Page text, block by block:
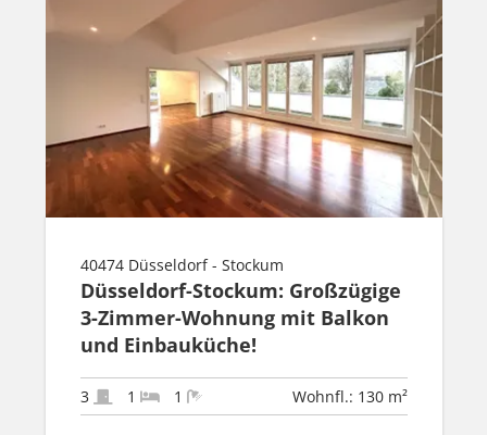
40474 Düsseldorf - Stockum
Düsseldorf-Stockum: Großzügige
3-Zimmer-Wohnung mit Balkon
und Einbauküche!
3 1 1 Wohnfl.: 130 m²